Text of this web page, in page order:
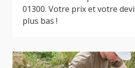
01300. Votre prix et votre
plus bas !